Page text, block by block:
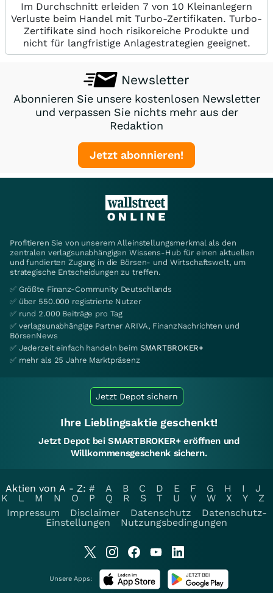
Im Durchschnitt erleiden 7 von 10 Kleinanlegern
Verluste beim Handel mit Turbo-Zertifikaten. Turbo-
Zertifikate sind hoch risikoreiche Produkte und
nicht für langfristige Anlagestrategien geeignet.
Newsletter
Abonnieren Sie unsere kostenlosen Newsletter
und verpassen Sie nichts mehr aus der
Redaktion
Jetzt abonnieren!
Profitieren Sie von unserem Alleinstellungsmerkmal als den
zentralen verlagsunabhängigen Wissens-Hub für einen aktuellen
und fundierten Zugang in die Börsen- und Wirtschaftswelt, um
strategische Entscheidungen zu treffen.
✅ Größte Finanz-Community Deutschlands
✅ über 550.000 registrierte Nutzer
✅ rund 2.000 Beiträge pro Tag
✅ verlagsunabhängige Partner ARIVA, FinanzNachrichten und
BörsenNews
✅ Jederzeit einfach handeln beim SMARTBROKER+
✅ mehr als 25 Jahre Marktpräsenz
Jetzt Depot sichern
Ihre Lieblingsaktie geschenkt!
Jetzt Depot bei SMARTBROKER+ eröffnen und
Willkommensgeschenk sichern.
Aktien von A - Z: # A B C D E F G H I
J
K
L M N O P Q R S T U V W X Y
Z
Impressum
Disclaimer Datenschutz
Datenschutz-
Einstellungen
Nutzungsbedingungen
Unsere Apps: